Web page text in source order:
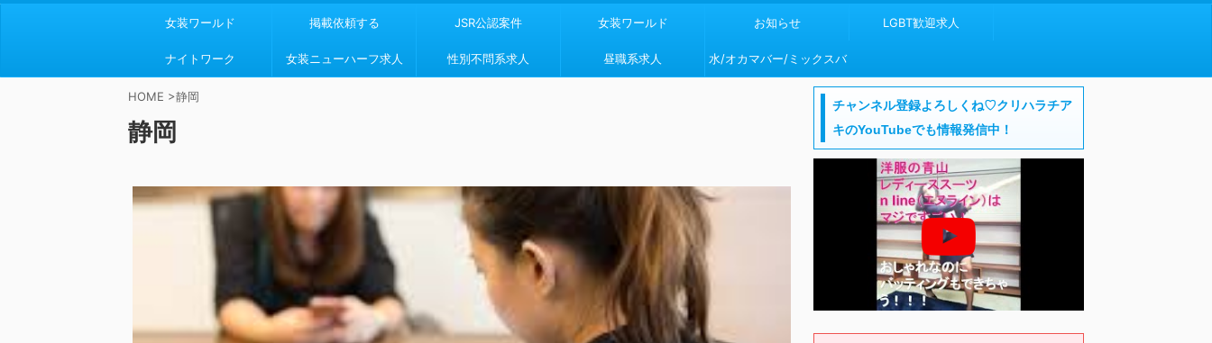
女装ワールド 掲載依頼する JSR公認案件 女装ワールド お知らせ LGBT歓迎求人
ナイトワーク 女装ニューハーフ求人 性別不問系求人 昼職系求人 水/オカマバー/ミックスバ
HOME >静岡
静岡
チャンネル登録よろしくね♡クリハラチア
キのYouTubeでも情報発信中！